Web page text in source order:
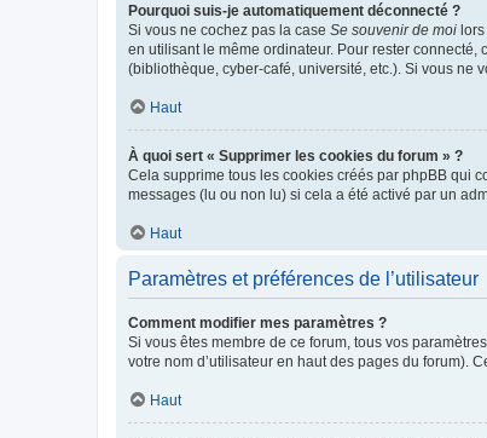
Pourquoi suis-je automatiquement déconnecté ?
Si vous ne cochez pas la case Se souvenir de moi lors
en utilisant le même ordinateur. Pour rester connecté,
(bibliothèque, cyber-café, université, etc.). Si vous ne
Haut
À quoi sert « Supprimer les cookies du forum » ?
Cela supprime tous les cookies créés par phpBB qui
messages (lu ou non lu) si cela a été activé par un
Haut
Paramètres et préférences de l’utilisateur
Comment modifier mes paramètres ?
Si vous êtes membre de ce forum, tous vos
votre nom d’utilisateur en haut des pages du forum).
Haut